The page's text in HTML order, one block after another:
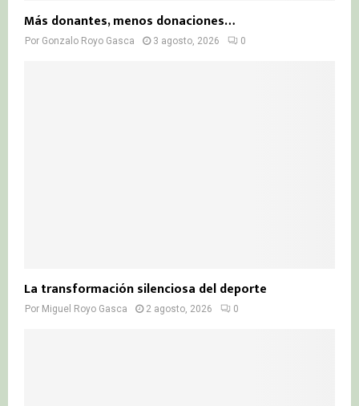
Más donantes, menos donaciones…
Por Gonzalo Royo Gasca 3 agosto, 2026 0
La transformación silenciosa del deporte
Por Miguel Royo Gasca 2 agosto, 2026 0